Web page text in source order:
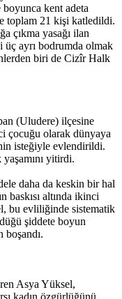
boyunca kent adeta
toplam 21 kişi katledildi.
çıkma yasağı ilan
üç ayrı bodrumda olmak
biri de Cizîr Halk
(Uludere) ilçesine
çocuğu olarak dünyaya
isteğiyle evlendirildi.
yaşamını yitirdi.
daha da keskin bir hal
baskısı altında ikinci
bu evliliğinde sistematik
şiddete boyun
boşandı.
Asya Yüksel,
kadın özgürlüğünü